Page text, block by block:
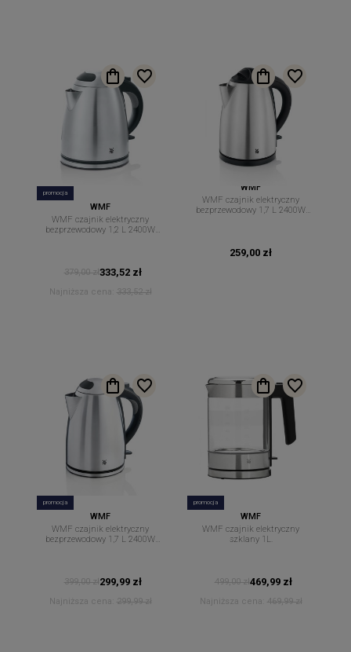
promocja
WMF
WMF czajnik elektryczny
bezprzewodowy 1,2 L 2400W
379,00 zł333,52 zł
Najniższa cena: 333,52 zł
WMF
WMF czajnik elektryczny
bezprzewodowy 1,7 L 2400W
259,00 zł
promocja
WMF
WMF czajnik elektryczny
bezprzewodowy 1,7 L 2400W
399,00 zł 299,99 zł
Najniższa cena: 299,99 zł
promocja
WMF
WMF czajnik elektryczny
szklany 1L.
499,00 zł469,99 zł
Najniższa cena: 469,99 zł